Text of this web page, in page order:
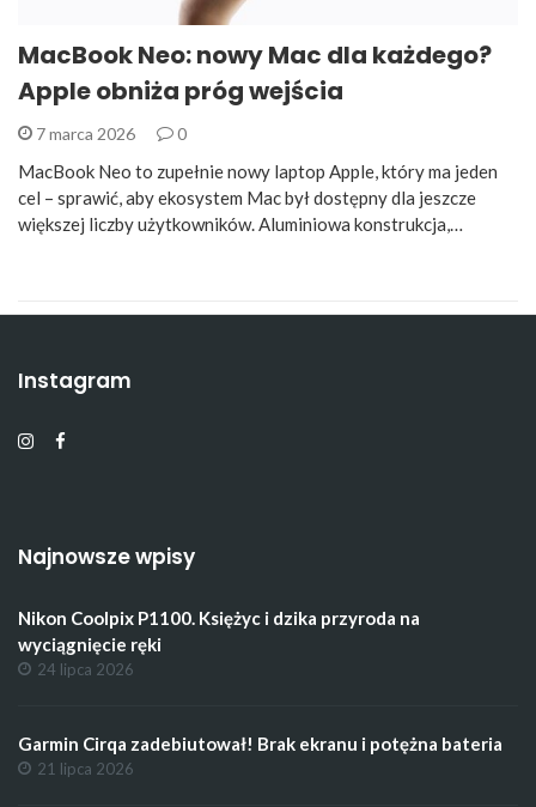
MacBook Neo: nowy Mac dla każdego?
Apple obniża próg wejścia
7 marca 2026 0
MacBook Neo to zupełnie nowy laptop Apple, który ma jeden
cel – sprawić, aby ekosystem Mac był dostępny dla jeszcze
większej liczby użytkowników. Aluminiowa konstrukcja,…
Instagram
Najnowsze wpisy
Nikon Coolpix P1100. Księżyc i dzika przyroda na
wyciągnięcie ręki
24 lipca 2026
Garmin Cirqa zadebiutował! Brak ekranu i potężna bateria
21 lipca 2026